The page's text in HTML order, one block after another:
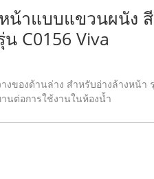
น้าแบบแขวนผนัง
C0156 Viva
ของด้านล่าง สำหรับอ่างล้างหน้า
นต่อการใช้งานในห้องน้ำ